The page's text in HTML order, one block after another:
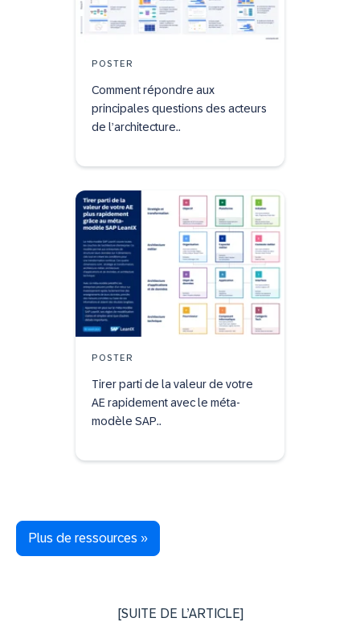
POSTER
Comment répondre aux
principales questions des acteurs
de l’architecture..
POSTER
Tirer parti de la valeur de votre
AE rapidement avec le méta-
modèle SAP..
Plus de ressources »
[SUITE DE L’ARTICLE]